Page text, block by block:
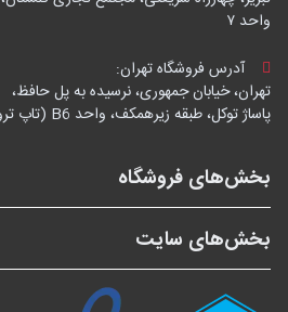
واحد ۷
آدرس فروشگاه تهران:
تهران، خیابان جمهوری، نرسیده به پل حافظ،
پاساژ توکل، طبقه زیرهمکف، واحد B6 (تاپ ترونیک)
بخش‌های فروشگاه
بخش‌های سایت